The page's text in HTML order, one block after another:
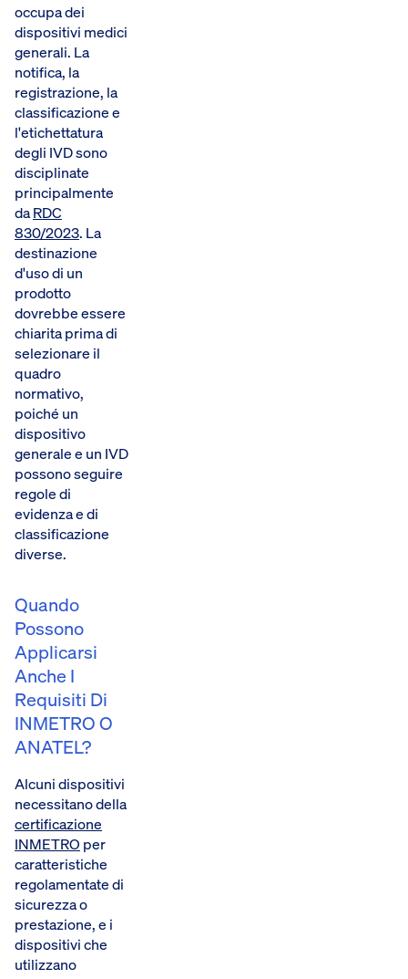
occupa dei
dispositivi medici
generali. La
notifica, la
registrazione, la
classificazione e
l'etichettatura
degli IVD sono
disciplinate
principalmente
daRDC
830/2023. La
destinazione
d'uso di un
prodotto
dovrebbe essere
chiarita prima di
selezionare il
quadro
normativo,
poiché un
dispositivo
generale e un IVD
possono seguire
regole di
evidenza e di
classificazione
diverse.
Quando
Possono
Applicarsi
Anche I
Requisiti Di
INMETRO O
ANATEL?
Alcuni dispositivi
necessitano della
certificazione
INMETRO per
caratteristiche
regolamentate di
sicurezza o
prestazione, e i
dispositivi che
utilizzano